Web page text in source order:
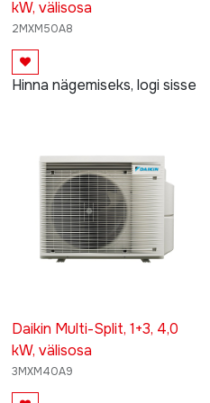
kW, välisosa
2MXM50A8
Hinna nägemiseks, logi sisse
Daikin Multi-Split, 1+3, 4,0
kW, välisosa
3MXM40A9